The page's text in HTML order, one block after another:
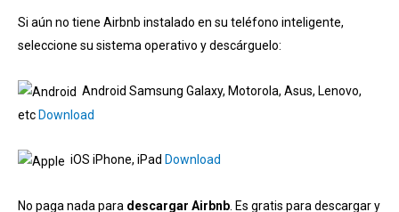
Si aún no tiene Airbnb instalado en su teléfono inteligente,
seleccione su sistema operativo y descárguelo:
Android Samsung Galaxy, Motorola, Asus, Lenovo,
etc Download
iOS iPhone, iPad Download
No paga nada para descargar Airbnb . Es gratis para descargar y